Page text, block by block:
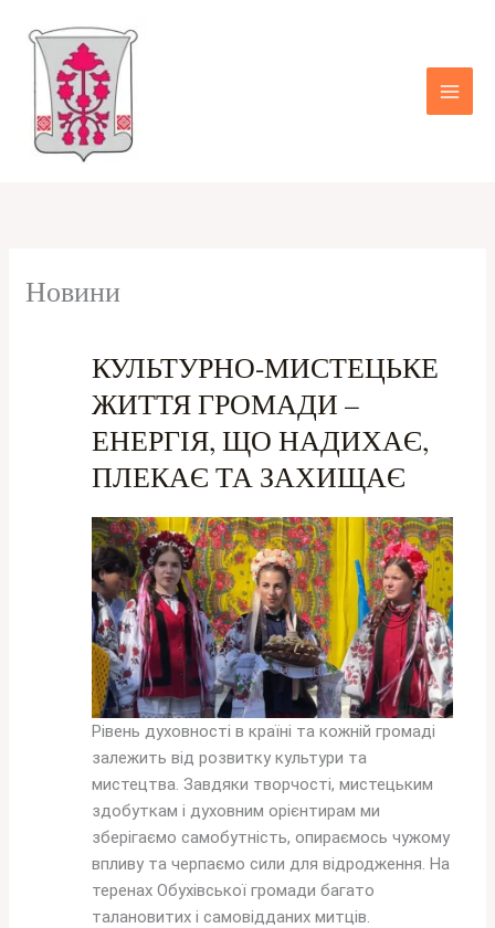
вмісту
Новини
КУЛЬТУРНО-МИСТЕЦЬКЕ
ЖИТТЯ ГРОМАДИ –
ЕНЕРГІЯ, ЩО НАДИХАЄ,
ПЛЕКАЄ ТА ЗАХИЩАЄ
Рівень духовності в країні та кожній громаді
залежить від розвитку культури та
мистецтва. Завдяки творчості, мистецьким
здобуткам і духовним орієнтирам ми
зберігаємо самобутність, опираємось чужому
впливу та черпаємо сили для відродження. На
теренах Обухівської громади багато
талановитих і самовідданих митців.